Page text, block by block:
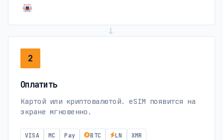
→
2
Оплатить
Картой или криптовалютой. eSIM появится на
экране мгновенно.
VISA MC Pay BTC LN XMR